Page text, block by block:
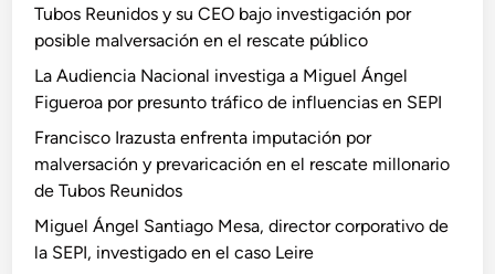
Tubos Reunidos y su CEO bajo investigación por
posible malversación en el rescate público
La Audiencia Nacional investiga a Miguel Ángel
Figueroa por presunto tráfico de influencias en SEPI
Francisco Irazusta enfrenta imputación por
malversación y prevaricación en el rescate millonario
de Tubos Reunidos
Miguel Ángel Santiago Mesa, director corporativo de
la SEPI, investigado en el caso Leire